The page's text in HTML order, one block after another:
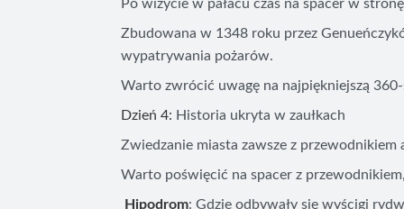
Po wizycie w pałacu czas na spacer w
Zbudowana w 1348 roku przez
wypatrywania pożarów.
Warto zwrócić uwagę na najpiękniejszą
Dzień 4: Historia ukryta w zaułkach
Zwiedzanie miasta zawsze z
Warto poświęcić na spacer z
Hipodrom: Gdzie odbywały się wyścigi